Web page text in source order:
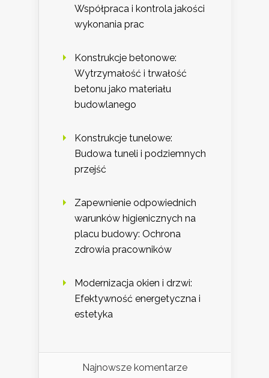
Współpraca i kontrola jakości
wykonania prac
Konstrukcje betonowe:
Wytrzymałość i trwałość
betonu jako materiału
budowlanego
Konstrukcje tunelowe:
Budowa tuneli i podziemnych
przejść
Zapewnienie odpowiednich
warunków higienicznych na
placu budowy: Ochrona
zdrowia pracowników
Modernizacja okien i drzwi:
Efektywność energetyczna i
estetyka
Najnowsze komentarze